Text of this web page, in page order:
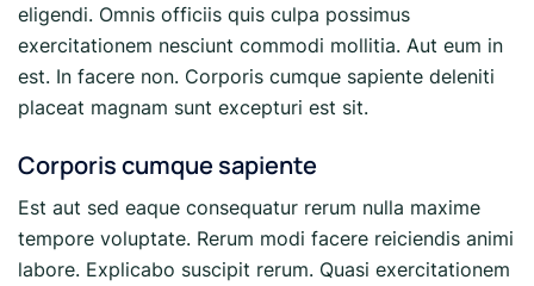
eligendi. Omnis officiis quis culpa possimus
exercitationem nesciunt commodi mollitia. Aut eum in
est. In facere non. Corporis cumque sapiente deleniti
placeat magnam sunt excepturi est sit.
Corporis cumque sapiente
Est aut sed eaque consequatur rerum nulla maxime
tempore voluptate. Rerum modi facere reiciendis animi
labore. Explicabo suscipit rerum. Quasi exercitationem